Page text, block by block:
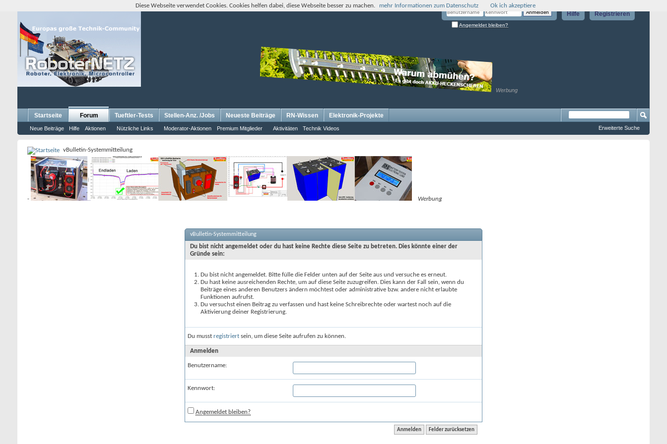
Registrieren
Hilfe
Angemeldet bleiben?
Werbung
Startseite Forum
Neue Beiträge Hilfe Aktionen Nützliche Links Moderator-Aktionen Premium Mitglieder Aktivitäten Technik Videos
Tueftler-Tests Stellen-Anz. /Jobs Neueste Beiträge RN-Wissen Elektronik-Projekte
Erweiterte Suche
vBulletin-Systemmitteilung
- Werbung
vBulletin-Systemmitteilung
Du bist nicht angemeldet oder du hast keine Rechte diese Seite zu betreten. Dies könnte einer der
Gründe sein:
Du bist nicht angemeldet. Bitte fülle die Felder unten auf der Seite aus und versuche es erneut.
Du hast keine ausreichenden Rechte, um auf diese Seite zuzugreifen. Dies kann der Fall sein, wenn du
Beiträge eines anderen Benutzers ändern möchtest oder administrative bzw. andere nicht erlaubte
Funktionen aufrufst.
Du versuchst einen Beitrag zu verfassen und hast keine Schreibrechte oder wartest noch auf die
Aktivierung deiner Registrierung.
Du musst registriert sein, um diese Seite aufrufen zu können.
Anmelden
Benutzername:
Kennwort:
Angemeldet bleiben?
Diese Webseite verwendet Cookies. Cookies helfen dabei, diese Webseite besser zu machen. mehr Informationen zum Datenschutz Ok ich akzeptiere